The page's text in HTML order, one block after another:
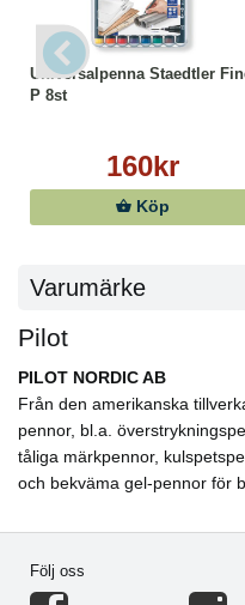
Universalpenna Staedtler
P 8st
160kr
Köp
Varumärke
Pilot
PILOT NORDIC AB
Från den amerikanska
pennor, bl.a.
tåliga märkpennor,
och bekväma gel-pennor för
Följ oss